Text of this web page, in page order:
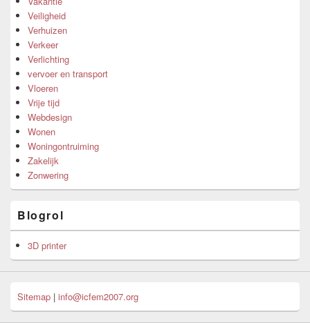
Veiligheid
Verhuizen
Verkeer
Verlichting
vervoer en transport
Vloeren
Vrije tijd
Webdesign
Wonen
Woningontruiming
Zakelijk
Zonwering
Blogrol
3D printer
Sitemap | info@icfem2007.org